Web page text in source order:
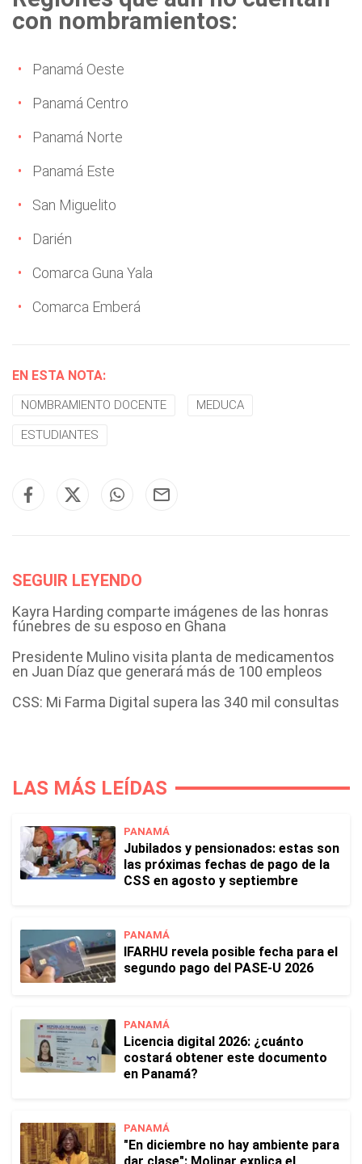
con nombramientos:
Panamá Oeste
Panamá Centro
Panamá Norte
Panamá Este
San Miguelito
Darién
Comarca Guna Yala
Comarca Emberá
EN ESTA NOTA:
NOMBRAMIENTO DOCENTE MEDUCA
ESTUDIANTES
SEGUIR LEYENDO
Kayra Harding comparte imágenes de las honras
fúnebres de su esposo en Ghana
Presidente Mulino visita planta de medicamentos
en Juan Díaz que generará más de 100 empleos
CSS: Mi Farma Digital supera las 340 mil consultas
LAS MÁS LEÍDAS
PANAMÁ
Jubilados y pensionados: estas son
las próximas fechas de pago de la
CSS en agosto y septiembre
PANAMÁ
IFARHU revela posible fecha para el
segundo pago del PASE-U 2026
PANAMÁ
Licencia digital 2026: ¿cuánto
costará obtener este documento
en Panamá?
PANAMÁ
"En diciembre no hay ambiente para